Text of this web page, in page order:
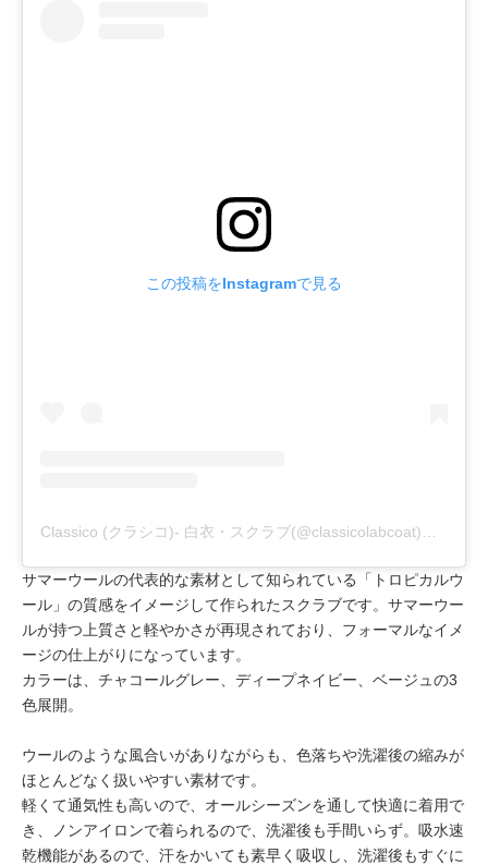
この投稿をInstagramで見る
サマーウールの代表的な素材として知られている「トロピカルウ
ール」の質感をイメージして作られたスクラブです。サマーウー
ルが持つ上質さと軽やかさが再現されており、フォーマルなイメ
ージの仕上がりになっています。
カラーは、チャコールグレー、ディープネイビー、ベージュの3
色展開。
ウールのような風合いがありながらも、色落ちや洗濯後の縮みが
ほとんどなく扱いやすい素材です。
軽くて通気性も高いので、オールシーズンを通して快適に着用で
き、ノンアイロンで着られるので、洗濯後も手間いらず。吸水速
乾機能があるので、汗をかいても素早く吸収し、洗濯後もすぐに